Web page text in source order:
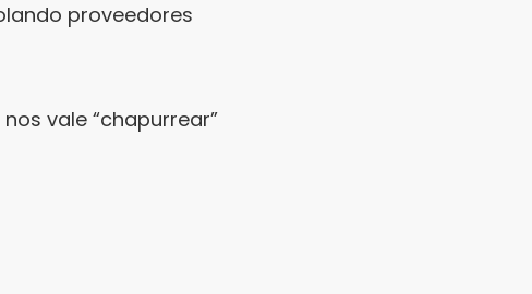
proveedores
vale “chapurrear”